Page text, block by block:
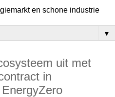
en schone industrie
▼
uit met
in